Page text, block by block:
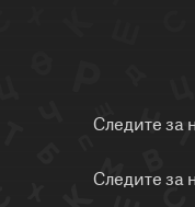
Следите за
Следите за